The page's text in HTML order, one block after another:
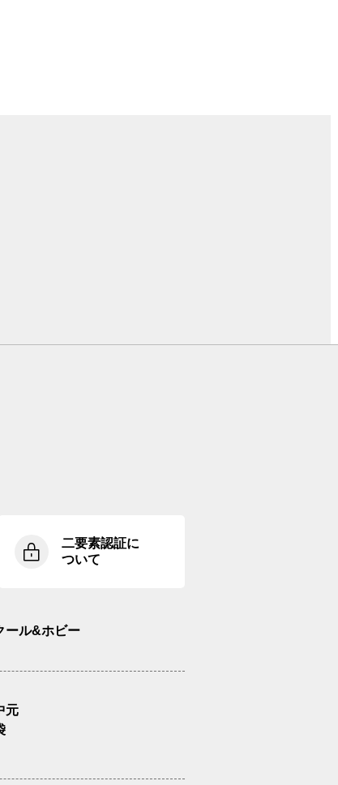
二要素認証に
ついて
ール&ホビー
元